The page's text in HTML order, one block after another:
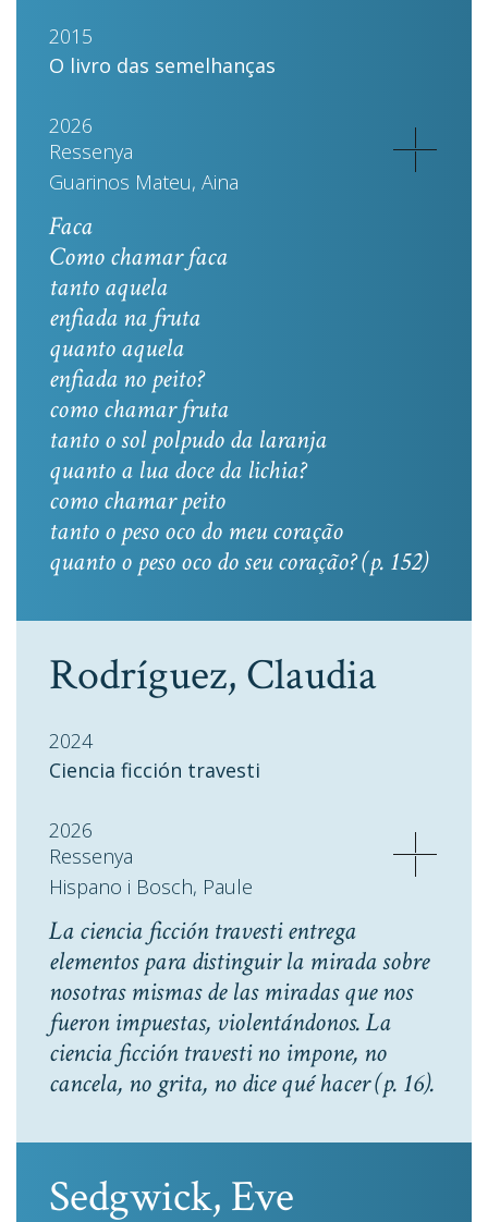
2015
O livro das semelhanças
2026
Ressenya
Guarinos Mateu, Aina
Faca
Como chamar faca
tanto aquela
enfiada na fruta
quanto aquela
enfiada no peito?
como chamar fruta
tanto o sol polpudo da laranja
quanto a lua doce da lichia?
como chamar peito
tanto o peso oco do meu coração
quanto o peso oco do seu coração? (p. 152)
Rodríguez, Claudia
2024
Ciencia ficción travesti
2026
Ressenya
Hispano i Bosch, Paule
La ciencia ficción travesti entrega
elementos para distinguir la mirada sobre
nosotras mismas de las miradas que nos
fueron impuestas, violentándonos. La
ciencia ficción travesti no impone, no
cancela, no grita, no dice qué hacer(p. 16).
Sedgwick, Eve